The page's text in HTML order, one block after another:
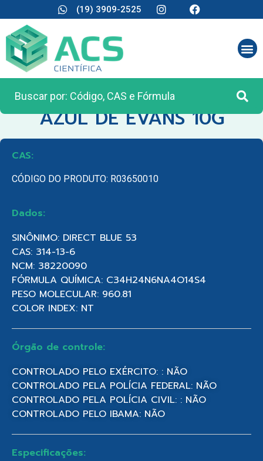
(19) 3909-2525
CATEGORIA:REAGENTES ANALÍTICOS
AZUL DE EVANS 10G
CAS:
CÓDIGO DO PRODUTO: R03650010
Dados:
SINÔNIMO: DIRECT BLUE 53
CAS: 314-13-6
NCM: 38220090
FÓRMULA QUÍMICA: C34H24N6NA4O14S4
PESO MOLECULAR: 960.81
COLOR INDEX: NT
Órgão de controle:
CONTROLADO PELO EXÉRCITO: : NÃO
CONTROLADO PELA POLÍCIA FEDERAL: NÃO
CONTROLADO PELA POLÍCIA CIVIL: : NÃO
CONTROLADO PELO IBAMA: NÃO
Especificações: